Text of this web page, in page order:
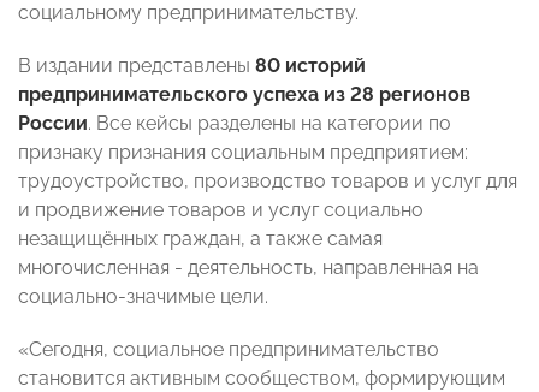
социальному предпринимательству.
В издании представлены 80 историй
предпринимательского успеха из 28 регионов
России. Все кейсы разделены на категории по
признаку признания социальным предприятием:
трудоустройство, производство товаров и услуг для
и продвижение товаров и услуг социально
незащищённых граждан, а также самая
многочисленная - деятельность, направленная на
социально-значимые цели.
«Сегодня, социальное предпринимательство
становится активным сообществом, формирующим